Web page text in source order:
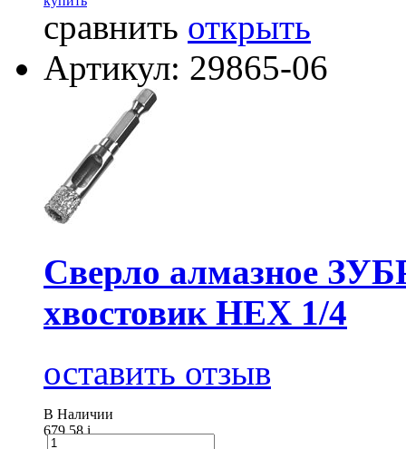
сравнить открыть
Артикул: 29865-06
Cверло алмазное
хвостовик HEX 1/4
оставить отзыв
В Наличии
679.58i